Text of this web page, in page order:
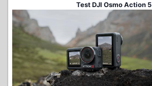
Test DJI Osmo Action 5